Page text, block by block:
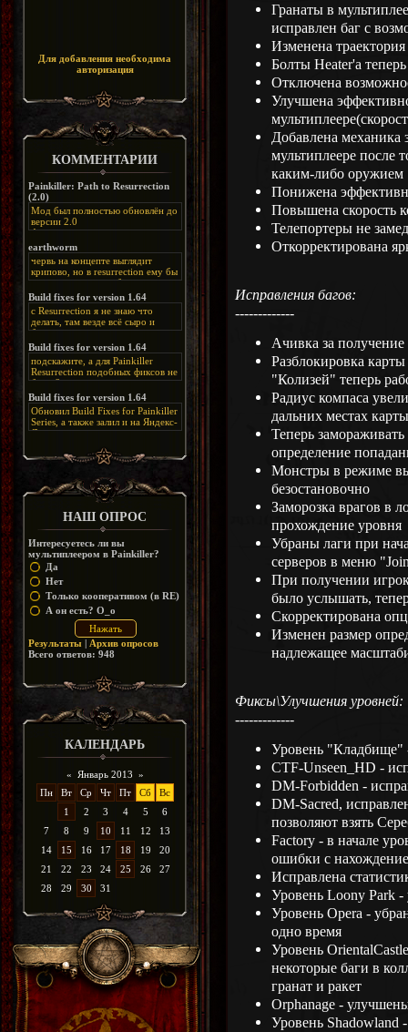
Для добавления необходима
авторизация
КОММЕНТАРИИ
Painkiller: Path to Resurrection
(2.0)
Мод был полностью обновлён до
версии 2.0
Альтернативная
ссылка:
FzzDkRlC8Q
earthworm
червь на концепте выглядит
крипово, но в resurrection ему бы
нашлось место, особенно в
каких-нибудь подземных
катакомбах. жаль, что половину
задумок там вырезали, зато и
рпгшности меньше. build fixes
спасибо что перезалили на
яндекс. а вот в комментах на
сайте у меня пару раз вылезала
левая вставка
https://uzbekmelbet.com/ru/
дико отвлекает от обсуждения
скринов.
Build fixes for version 1.64
с Resurrection я не знаю что
делать, там везде всё сыро и
баговано, от чего и заниматься
этим не хочется, тут либо играть
как есть или искать патчи для
этого дополнения на moddb,
либо же на крайняк играть мод
Resurrection, но настолько что не
особо уже и узнаётся
Build fixes for version 1.64
подскажите, а для Painkiller
Resurrection подобных фиксов не
будет?
Build fixes for version 1.64
Обновил Build Fixes for Painkiller
Series, а также залил и на Яндекс-
Диск
https://disk.yandex.ru/d/_zvZekuO5FTd3Q
НАШ ОПРОС
Интересуетесь ли вы
мультиплеером в Painkiller?
Да
Нет
Только кооперативом (в RE)
А он есть? O_o
Результаты | Архив опросов
Всего ответов: 948
КАЛЕНДАРЬ
« Январь 2013 »
Пн
Вт Ср Чт Пт Сб
Вс
1
2 3 4 5
6
7
8 9 10 11 12
13
14
15 16 17 18 19
20
21
22 23 24 25 26
27
28
29 30 31
Гранаты в
исправлен баг с
Изменена траектория
Болты Heater'а
Отключена
Улучшена
Добавлена механика
мультиплеере после
каким-либо оружием
Понижена
Повышена скорость
Телепортеры не
Откорректирована
Исправления багов:
-------------
Ачивка за получение
Разблокировка
"Колизей" теперь
Радиус компаса
дальних местах карты
Теперь
определение
Монстры в режиме
безостановочно
Заморозка врагов в
прохождение уровня
Убраны лаги при
серверов в меню
При получении
было услышать,
Скорректирована
Изменен размер
надлежащее
Фиксы\Улучшения уровней:
-------------
Уровень "Кладбище"
CTF-Unseen_HD -
DM-Forbidden -
DM-Sacred,
позволяют взять
Factory - в начале
ошибки с
Исправлена
Уровень Loony Park -
Уровень Opera -
одно время
Уровень
некоторые баги в
гранат и ракет
Orphanage -
Уровень